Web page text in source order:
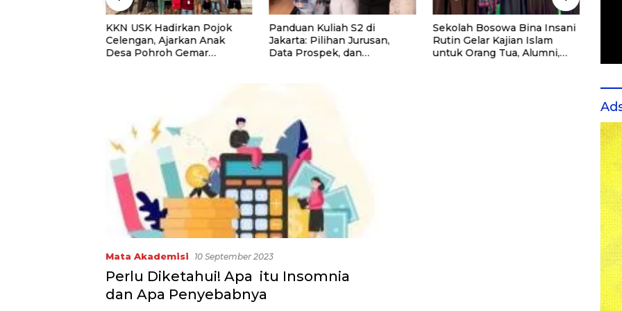
KKN USK Hadirkan Pojok
Celengan, Ajarkan Anak
Desa Pohroh Gemar
Panduan Kuliah S2 di
Jakarta: Pilihan Jurusan,
Data Prospek, dan
Sekolah Bosowa Bina Insani
Rutin Gelar Kajian Islam
untuk Orang Tua, Alumni,
Mata Akademisi 10 September 2023
Perlu Diketahui! Apa itu Insomnia
dan Apa Penyebabnya